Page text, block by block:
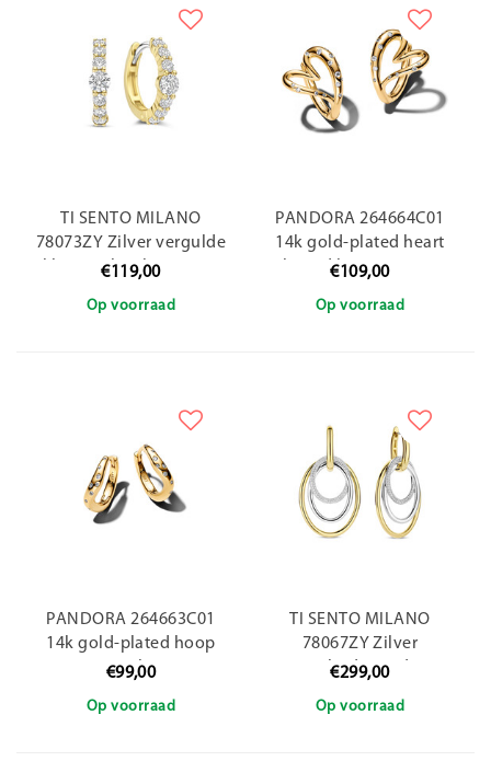
TI SENTO MILANO
78073ZY Zilver vergulde
klapcreolen, bezet met
€119,00
Op voorraad
PANDORA 264664C01
14k gold-plated heart
shaped hoop earrings
€109,00
Op voorraad
PANDORA 264663C01
14k gold-plated hoop
earrings with zirconia
€99,00
Op voorraad
TI SENTO MILANO
78067ZY Zilver
gerhodineerde
ovale vergulde hangers
€299,00
Op voorraad